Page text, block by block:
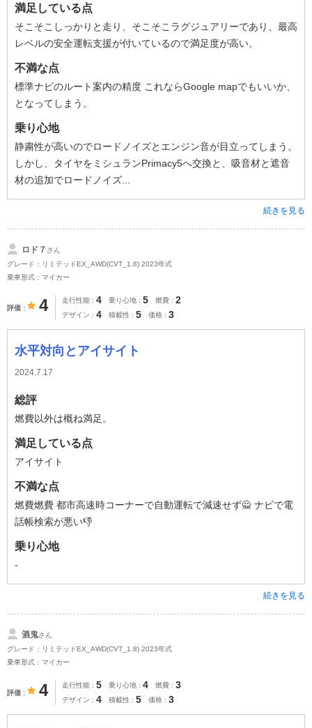
満足している点
そこそこしっかりと走り、そこそこラグジュアリーであり、最高
レベルの安全運転支援が付いているので満足度が高い。
不満な点
標準ナビのルート案内の精度 これならGoogle mapでもいいか、
となってしまう。
乗り心地
静粛性が高いのでロードノイズとエンジン音が目立ってしまう。
しかし、タイヤをミシュランPrimacy5へ交換と、吸音材と遮音
材の追加でロードノイズ...
続きを見る
ロド７ さん
グレード：リミテッドEX_AWD(CVT_1.8) 2023年式
乗車形式：マイカー
評価 4 走行性能 4 乗り心地 5 燃費 2
デザイン 4 積載性 5 価格 3
水平対向とアイサイト
2024.7.17
総評
燃費以外は概ね満足。
満足している点
アイサイト
不満な点
燃費燃費 都市高速時コーナーで自動運転で減速せず🙅 ナビで電
話帳検索が悪い👎
乗り心地
-
続きを見る
酒鬼さん
グレード：リミテッドEX_AWD(CVT_1.8) 2023年式
乗車形式：マイカー
評価 4 走行性能 5 乗り心地 4 燃費 3
デザイン 4 積載性 5 価格 3